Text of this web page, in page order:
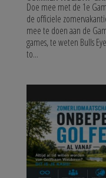
Doe mee met de 1e
de officiele
mee te doen aan de
games, te weten Bulls
to...